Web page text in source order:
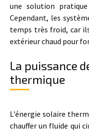
une solution
Cependant, les
temps très froid, car
extérieur chaud pour
La puissance
thermique
L'énergie solaire
chauffer un fluide qui